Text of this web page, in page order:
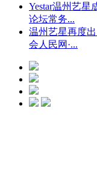
Yestar温州艺星
论坛常务...
温州艺星再度
会人民网·...